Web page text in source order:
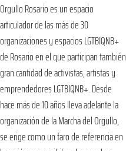
Orgullo Rosario es un espacio
articulador de las más de 30
organizaciones y espacios LGTBIQNB+
de Rosario en el que participan también
gran cantidad de activistas, artistas y
emprendedores LGTBIQNB+. Desde
hace más de 10 años lleva adelante la
organización de la Marcha del Orgullo,
se erige como un faro de referencia en